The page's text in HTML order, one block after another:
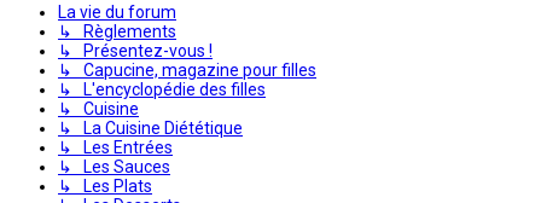
La vie du forum
↳ Règlements
↳ Présentez-vous !
↳ Capucine, magazine pour filles
↳ L'encyclopédie des filles
↳ Cuisine
↳ La Cuisine Diététique
↳ Les Entrées
↳ Les Sauces
↳ Les Plats